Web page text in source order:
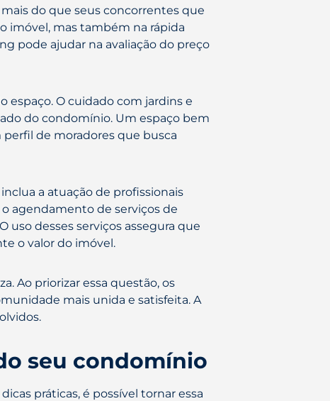
do que seus concorrentes que
imóvel, mas também na rápida
pode ajudar na avaliação do preço
espaço. O cuidado com jardins e
do condomínio. Um espaço bem
de moradores que busca
a atuação de profissionais
agendamento de serviços de
uso desses serviços assegura que
o valor do imóvel.
Ao priorizar essa questão, os
mais unida e satisfeita. A
seu condomínio
práticas, é possível tornar essa